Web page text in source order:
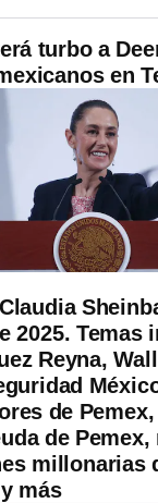
turbo a
en
2025. Temas
Reyna,
de
de
millonarias
más